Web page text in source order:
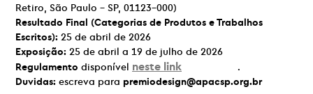
Retiro, São Paulo – SP, 01123-000)
Resultado Final (Categorias de Produtos e Trabalhos
Escritos): 25 de abril de 2026
Exposição: 25 de abril a 19 de julho de 2026
Regulamento disponível neste link
.
Duvidas: escreva para premiodesign@apacsp.org.br